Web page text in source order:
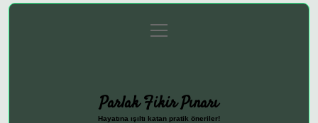
Gizlilik Politikası
menüyü
aç
Parlak Fikir Pınarı
Hayatına ışıltı katan pratik öneriler!